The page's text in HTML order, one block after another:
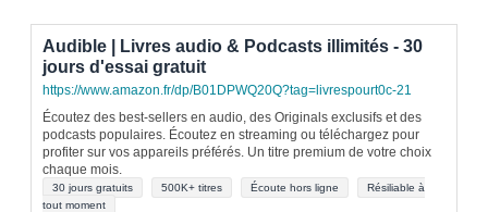
Audible | Livres audio & Podcasts illimités - 30
jours d'essai gratuit
https://www.amazon.fr/dp/B01DPWQ20Q?tag=livrespourt0c-21
Écoutez des best-sellers en audio, des Originals exclusifs et des
podcasts populaires. Écoutez en streaming ou téléchargez pour
profiter sur vos appareils préférés. Un titre premium de votre choix
chaque mois.
30 jours gratuits 500K+ titres Écoute hors ligne
Résiliable à
tout moment